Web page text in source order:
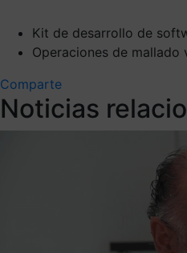
Kit de desarrollo de
Operaciones de mallado
Comparte
Noticias